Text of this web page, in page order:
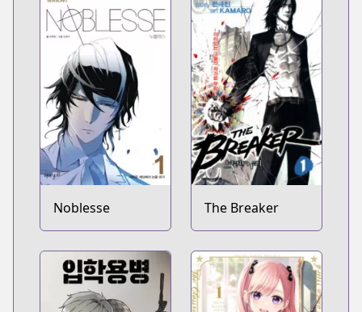
Noblesse The Breaker